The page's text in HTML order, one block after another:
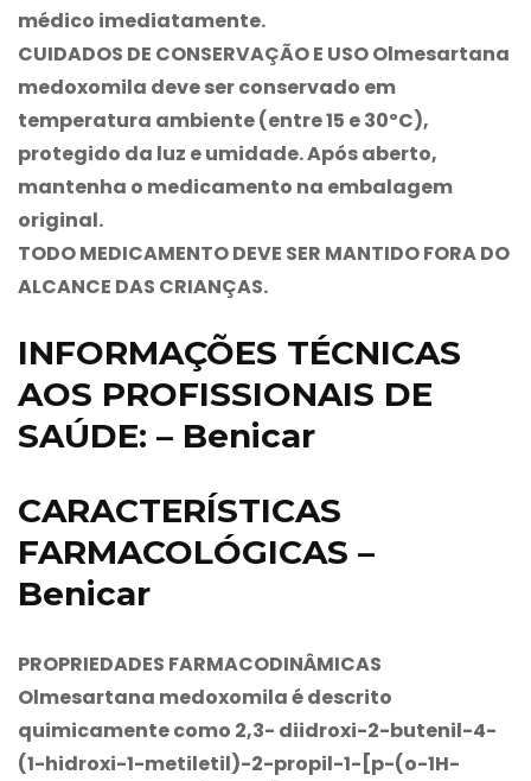
médico imediatamente.
CUIDADOS DE CONSERVAÇÃO E USO Olmesartana
medoxomila deve ser conservado em
temperatura ambiente (entre 15 e 30ºC),
protegido da luz e umidade. Após aberto,
mantenha o medicamento na embalagem
original.
TODO MEDICAMENTO DEVE SER MANTIDO FORA DO
ALCANCE DAS CRIANÇAS.
INFORMAÇÕES TÉCNICAS
AOS PROFISSIONAIS DE
SAÚDE: – Benicar
CARACTERÍSTICAS
FARMACOLÓGICAS –
Benicar
PROPRIEDADES FARMACODINÂMICAS
Olmesartana medoxomila é descrito
quimicamente como 2,3- diidroxi-2-butenil-4-
(1-hidroxi-1-metiletil)-2-propil-1-[p-(o-1H-